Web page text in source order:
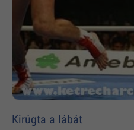
Kirúgta a lábát